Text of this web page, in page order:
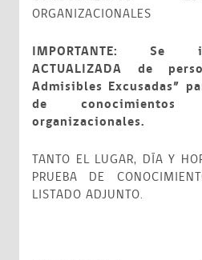
ORGANIZACIONALES
IMPORTANTE: Se
ACTUALIZADA de
Admisibles Excusadas”
de conocimientos
organizacionales.
TANTO EL LUGAR, DÍA Y
PRUEBA DE
LISTADO ADJUNTO.